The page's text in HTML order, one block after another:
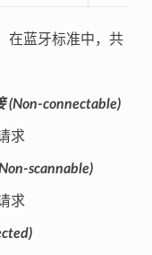
在蓝牙标准中，共
(Non-connectable)
求
scannable)
求